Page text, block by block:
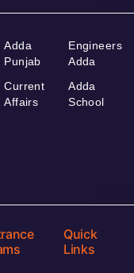
Adda
Punjab
Current
Affairs
Engineers
Adda
Adda
School
Quick
Links